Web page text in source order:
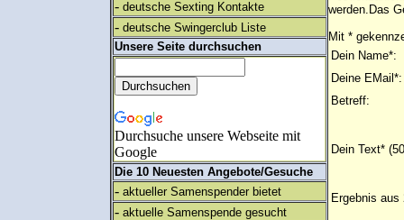
- deutsche Sexting Kontakte
- deutsche Swingerclub Liste
Unsere Seite durchsuchen
Durchsuche unsere Webseite mit
Google
Die 10 Neuesten Angebote/Gesuche
- aktueller Samenspender bietet
- aktuelle Samenspende gesucht
werden.Das
Mit *
Dein Name*:
Deine EMail*:
Betreff:
Dein Text*
Ergebnis aus